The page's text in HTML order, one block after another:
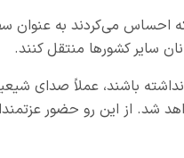
احساس می‌کردند به عنوان
سایر کشورها منتقل کنند.
باشند، عملاً صدای
شد. از این رو حضور